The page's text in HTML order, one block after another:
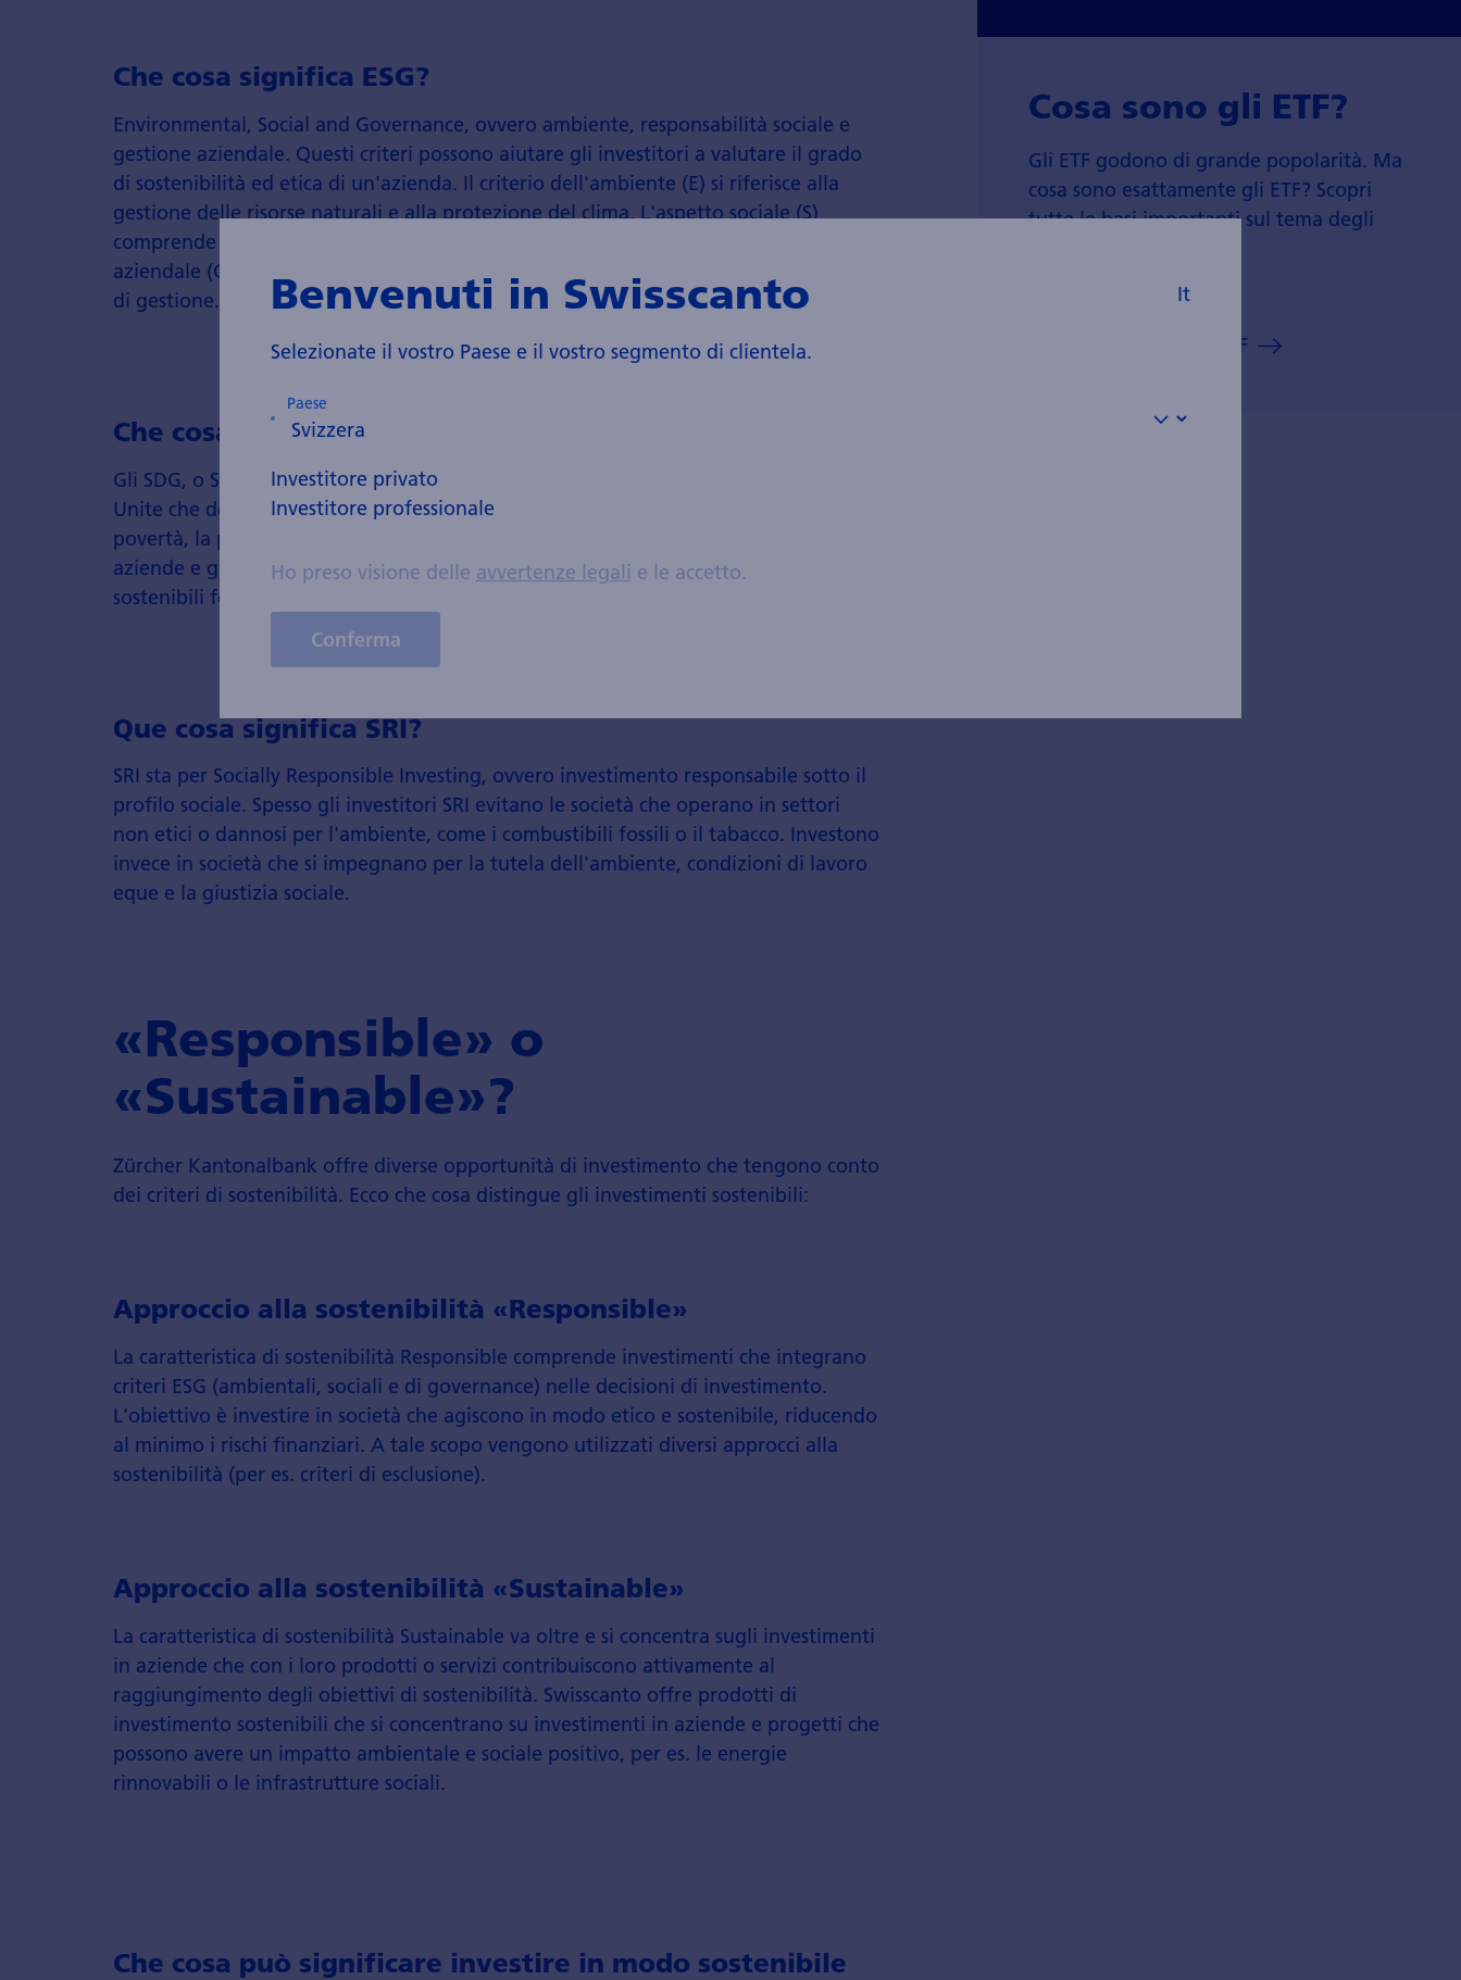
Che cosa significa ESG?
Environmental, Social and Governance, ovvero ambiente, responsabilità sociale e
gestione aziendale. Questi criteri possono aiutare gli investitori a valutare il grado
di sostenibilità ed etica di un'azienda. Il criterio dell'ambiente (E) si riferisce alla
gestione delle risorse naturali e alla protezione del clima. L'aspetto sociale (S)
comprende argomenti come le condizioni di lavoro e i diritti umani. La gestione
aziendale (G per «governance») si concentra sulla trasparenza, l'etica e le pratiche
di gestione.
Che cosa significa SDG?
Gli SDG, o Sustainable Development Goals, sono 17 obiettivi globali delle Nazioni
Unite che devono essere raggiunti entro il 2030. Tra questi vi sono la lotta alla
povertà, la protezione del pianeta e la promozione del benessere per tutti. Le
aziende e gli investitori possono utilizzare gli SDG per sviluppare strategie
sostenibili focalizzate su un cambiamento positivo.
Que cosa significa SRI?
SRI sta per Socially Responsible Investing, ovvero investimento responsabile sotto il
profilo sociale. Spesso gli investitori SRI evitano le società che operano in settori
non etici o dannosi per l'ambiente, come i combustibili fossili o il tabacco. Investono
invece in società che si impegnano per la tutela dell'ambiente, condizioni di lavoro
eque e la giustizia sociale.
«Responsible» o
«Sustainable»?
Zürcher Kantonalbank offre diverse opportunità di investimento che tengono conto
dei criteri di sostenibilità. Ecco che cosa distingue gli investimenti sostenibili:
Approccio alla sostenibilità «Responsible»
La caratteristica di sostenibilità Responsible comprende investimenti che integrano
criteri ESG (ambientali, sociali e di governance) nelle decisioni di investimento.
L'obiettivo è investire in società che agiscono in modo etico e sostenibile, riducendo
al minimo i rischi finanziari. A tale scopo vengono utilizzati diversi approcci alla
sostenibilità (per es. criteri di esclusione).
Approccio alla sostenibilità «Sustainable»
La caratteristica di sostenibilità Sustainable va oltre e si concentra sugli investimenti
in aziende che con i loro prodotti o servizi contribuiscono attivamente al
raggiungimento degli obiettivi di sostenibilità. Swisscanto offre prodotti di
investimento sostenibili che si concentrano su investimenti in aziende e progetti che
possono avere un impatto ambientale e sociale positivo, per es. le energie
rinnovabili o le infrastrutture sociali.
Che cosa può significare investire in modo sostenibile
Cosa sono gli ETF?
Gli ETF godono di grande popolarità. Ma
cosa sono esattamente gli ETF? Scopri
tutte le basi importanti sul tema degli
Imparare tutto sugli ETF
Benvenuti in Swisscanto It
Selezionate il vostro Paese e il vostro segmento di clientela.
Paese
Investitore privato
Investitore professionale
Ho preso visione delle avvertenze legali e le accetto.
Conferma